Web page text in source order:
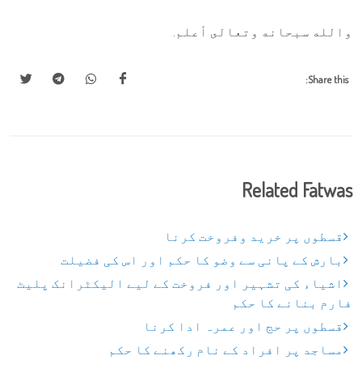
والله سبحانه وتعالى أعلم.
Share this:
Related Fatwas
قسطوں پر خرید وفروخت کرنا
بارش کے پانی سے وضو کا حکم اور اس کی فضیلت
اشیاء کی تشہیر اور فروخت کے لیے الیکٹرانک پلیٹ
فارم بنانے کا حکم
قسطوں پر حج اور عمرہ ادا کرنا
مساجد پر افراد کے نام رکھنے کا حکم